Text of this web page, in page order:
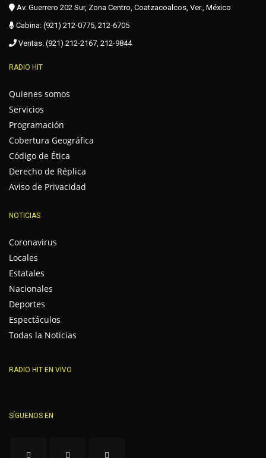
Av. Guerrero 202 Sur, Zona Centro, Coatzacoalcos, Ver., México
Cabina: (921) 212-0775, 212-6705
Ventas: (921) 212-2167, 212-9844
RADIO HIT
Quienes somos
Servicios
Programación
Cobertura Geográfica
Código de Ética
Derecho de Réplica
Aviso de Privacidad
NOTICIAS
Coronavirus
Locales
Estatales
Nacionales
Deportes
Espectáculos
Todas la Noticias
RADIO HIT EN VIVO
SÍGUENOS EN